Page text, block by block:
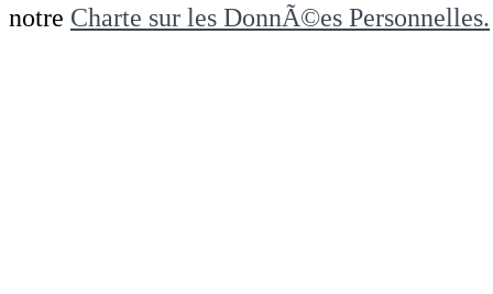
notre Charte sur les DonnÃ©es Personnelles.